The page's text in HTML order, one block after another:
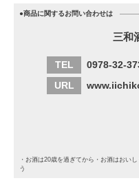
●商品に関するお問い合わせは
三和
TEL
0978-32-
URL
・お酒は20歳を過ぎてから・お酒はおい
う